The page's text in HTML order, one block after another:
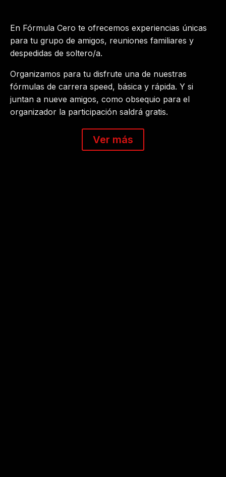
En Fórmula Cero te ofrecemos experiencias únicas
para tu grupo de amigos, reuniones familiares y
despedidas de soltero/a.
Organizamos para tu disfrute una de nuestras
fórmulas de carrera speed, básica y rápida. Y si
juntan a nueve amigos, como obsequio para el
organizador la participación saldrá gratis.
Ver más